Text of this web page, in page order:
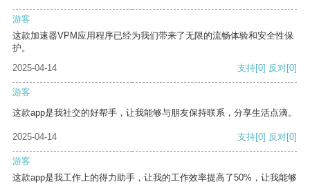
游客
这款加速器VPM应用程序已经为我们带来了无限的流畅体验和安全性保
护。
2025-04-14
支持[0] 反对[0]
游客
这款app是我社交的好帮手，让我能够与朋友保持联系，分享生活点滴。
2025-04-14 支持[0] 反对[0]
游客
这款app是我工作上的得力助手，让我的工作效率提高了50%，让我能够